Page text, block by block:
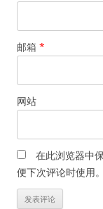
邮箱 *
网站
在此浏览器中
便下次评论时使用。